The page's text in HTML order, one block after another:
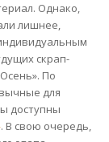
Однако,
лишнее,
скрап-
По
для
доступны
. В свою очередь,